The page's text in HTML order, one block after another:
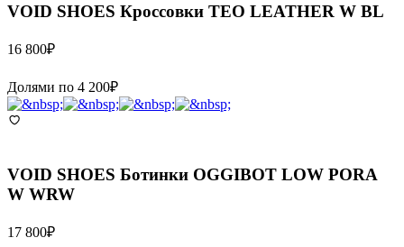
VOID SHOES Кроссовки TEO LEATHER W BL
16 800₽
Долями по 4 200₽
VOID SHOES Ботинки OGGIBOT LOW PORA
W WRW
17 800₽